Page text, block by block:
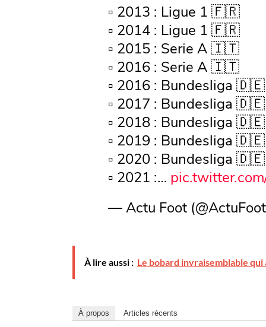
▫️ 2013 : Ligue 1 🇫🇷
▫️ 2014 : Ligue 1 🇫🇷
▫️ 2015 : Serie A 🇮🇹
▫️ 2016 : Serie A 🇮🇹
▫️ 2016 : Bundesliga 🇩🇪
▫️ 2017 : Bundesliga 🇩🇪
▫️ 2018 : Bundesliga 🇩🇪
▫️ 2019 : Bundesliga 🇩🇪
▫️ 2020 : Bundesliga 🇩🇪
▫️ 2021 :…
— Actu Foot
À lire aussi : Le bobard invraisemblable qui
À propos Articles récents